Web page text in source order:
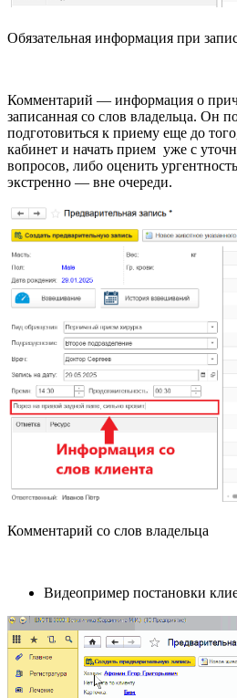
Обязательная информация при
Комментарий — информация о
записанная со слов владельца. Он
подготовиться к приему еще до
кабинет и начать прием уже с
вопросов, либо оценить
экстренно — вне очереди.
Комментарий со слов владельца
Видеопример постановки